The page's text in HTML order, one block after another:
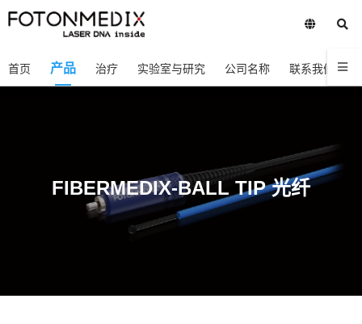
首页 产品 治疗 实验室与研究 公司名称 联系我们
FIBERMEDIX-BALL TIP 光纤